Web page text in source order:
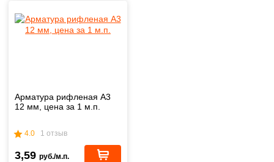
Арматура рифленая А3
12 мм, цена за 1 м.п.
4.0 1 отзыв
3,59 руб./м.п.